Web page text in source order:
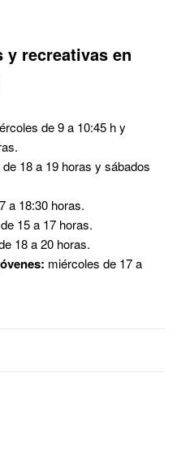
recreativas en
de 9 a 10:45 h y
18 a 19 horas y sábados
a 18:30 horas.
15 a 17 horas.
18 a 20 horas.
miércoles de 17 a